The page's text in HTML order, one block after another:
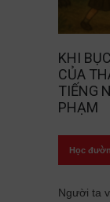
KHI
CỦA
TIẾNG
PHẠM
Học
Người ta